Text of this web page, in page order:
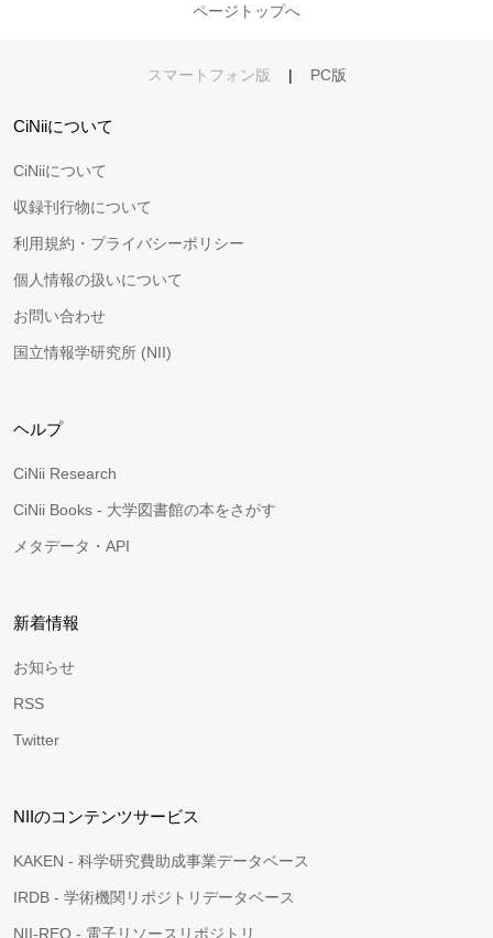
ページトップへ
スマートフォン版 | PC版
CiNiiについて
CiNiiについて
収録刊行物について
利用規約・プライバシーポリシー
個人情報の扱いについて
お問い合わせ
国立情報学研究所 (NII)
ヘルプ
CiNii Research
CiNii Books - 大学図書館の本をさがす
メタデータ・API
新着情報
お知らせ
RSS
Twitter
NIIのコンテンツサービス
KAKEN - 科学研究費助成事業データベース
IRDB - 学術機関リポジトリデータベース
NII-REO - 電子リソースリポジトリ